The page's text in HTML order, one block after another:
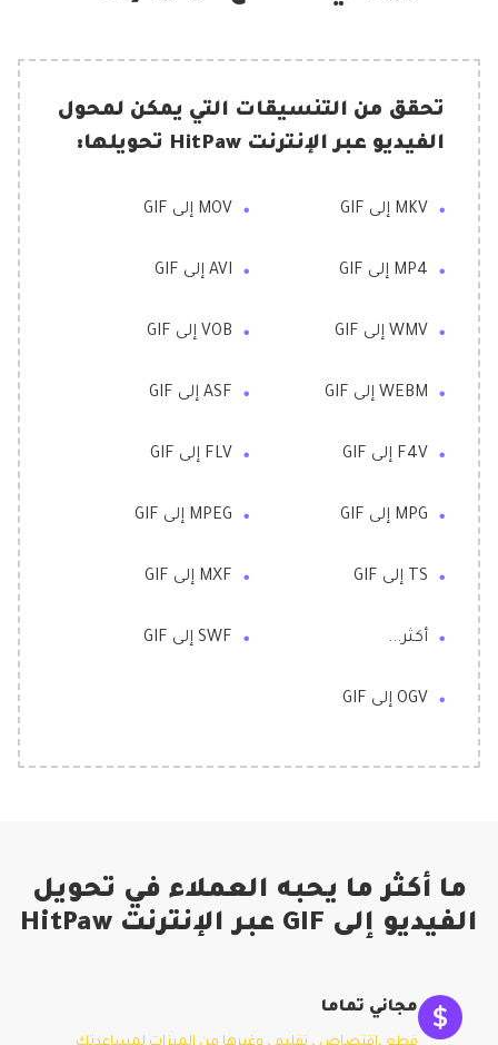
تحقق من التنسيقات التي يمكن لمحول
الفيديو عبر الإنترنت HitPaw تحويلها:
MKV إلى GIF MOV إلى GIF
MP4 إلى GIF AVI إلى GIF
WMV إلى GIF VOB إلى GIF
WEBM إلى GIF ASF إلى GIF
F4V إلى GIF FLV إلى GIF
MPG إلى GIF MPEG إلى GIF
TS إلى GIF MXF إلى GIF
أكثر... SWF إلى GIF
OGV إلى GIF
ما أكثر ما يحبه العملاء في تحويل
الفيديو إلى GIF عبر الإنترنت HitPaw
مجاني تماما